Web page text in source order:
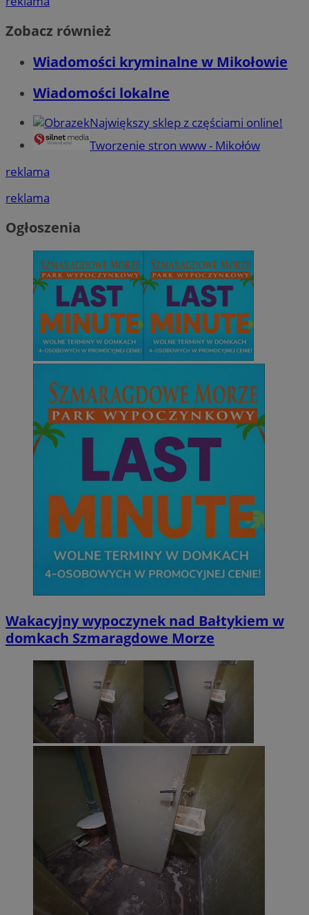
Zobacz również
Wiadomości kryminalne w Mikołowie
Wiadomości lokalne
Największy sklep z częściami online!
Tworzenie stron www - Mikołów
reklama
reklama
Ogłoszenia
Wakacyjny wypoczynek nad Bałtykiem w
domkach Szmaragdowe Morze